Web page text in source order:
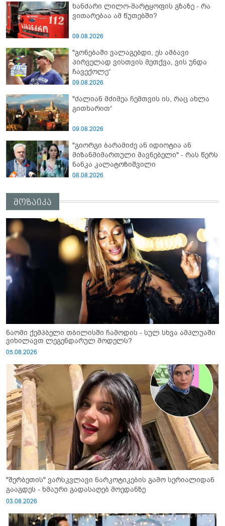
ხანძარი ლილო-მარტყოფის გზაზე - რა
ვითარებაა ამ წუთებში?
09.08.2026
"გონებაში ვალაგებდი, ეს ამბავი
პირველად ვისთვის მეთქვა, ვის უნდა
ჩავექოლე“
09.08.2026
"ძალიან მძიმეა ჩემთვის ის, რაც ახლა
გითხარით“
09.08.2026
"გიორგი ბარამიძე ან იდიოტია ან
მიზანმიმართული მავნებელი" - რას წერს
ნანკა კალატოზიშვილი
08.08.2026
მოზაიკა
ნაომი ქემპბელი თბილისში ჩამოდის - სულ სხვა ამპლუაში
ვიხილავთ ლეგენდარულ მოდელს?
05.08.2026
"შერბეთის" ვარსკვლავი ნარკოტიკების გამო სერიალიდან
გააგდეს - ხმაური გადასაღებ მოედანზე
03.08.2026